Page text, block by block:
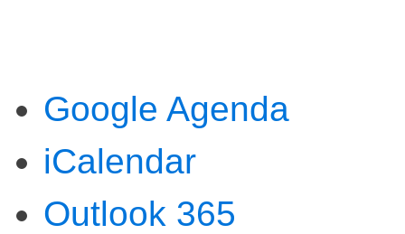
Google Agenda
iCalendar
Outlook 365